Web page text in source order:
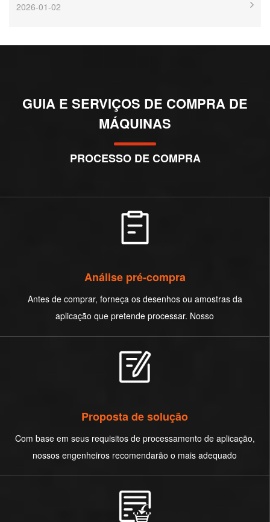
2026-01-02
GUIA E SERVIÇOS DE COMPRA DE
MÁQUINAS
PROCESSO DE COMPRA
Análise pré-compra
Antes de comprar, forneça os desenhos ou amostras da
aplicação que pretende processar. Nosso
Proposta de solução
Com base em seus requisitos de processamento de aplicação,
nossos engenheiros recomendarão o mais adequado